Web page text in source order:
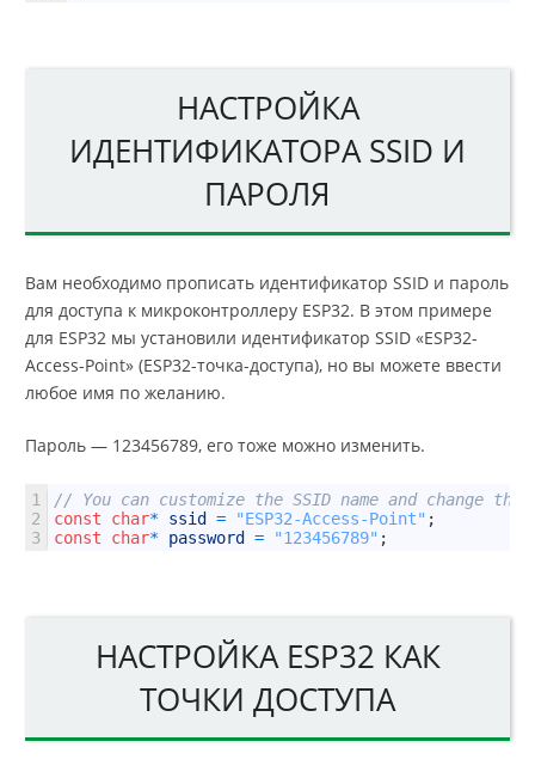
НАСТРОЙКА
ИДЕНТИФИКАТОРА SSID И
ПАРОЛЯ
Вам необходимо прописать идентификатор SSID и пароль
для доступа к микроконтроллеру ESP32. В этом примере
для ESP32 мы установили идентификатор SSID «ESP32-
Access-Point» (ESP32-точка-доступа), но вы можете ввести
любое имя по желанию.
Пароль — 123456789, его тоже можно изменить.
1
2
3
// You can customize the SSID name and change the
const
char* ssid = "ESP32-Access-Point" ;
const
char* password = "123456789" ;
НАСТРОЙКА ESP32 КАК
ТОЧКИ ДОСТУПА